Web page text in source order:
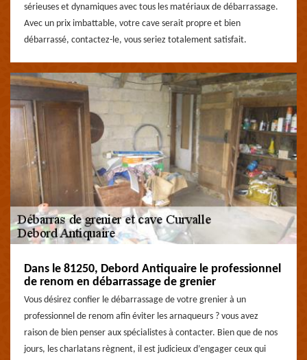
sérieuses et dynamiques avec tous les matériaux de débarrassage.
Avec un prix imbattable, votre cave serait propre et bien
débarrassé, contactez-le, vous seriez totalement satisfait.
Dans le 81250, Debord Antiquaire le professionnel
de renom en débarrassage de grenier
Vous désirez confier le débarrassage de votre grenier à un
professionnel de renom afin éviter les arnaqueurs ? vous avez
raison de bien penser aux spécialistes à contacter. Bien que de nos
jours, les charlatans règnent, il est judicieux d’engager ceux qui